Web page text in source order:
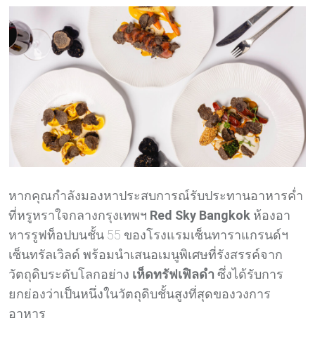
Email
หากคุณกำลังมองหาประสบการณ์รับประทานอาหารค่ำ
ที่หรูหราใจกลางกรุงเทพฯ Red Sky Bangkok ห้องอา
หารรูฟท็อปบนชั้น 55 ของโรงแรมเซ็นทาราแกรนด์ฯ
เซ็นทรัลเวิลด์ พร้อมนำเสนอเมนูพิเศษที่รังสรรค์จาก
วัตถุดิบระดับโลกอย่าง เห็ดทรัฟเฟิลดำ ซึ่งได้รับการ
ยกย่องว่าเป็นหนึ่งในวัตถุดิบชั้นสูงที่สุดของวงการ
อาหาร